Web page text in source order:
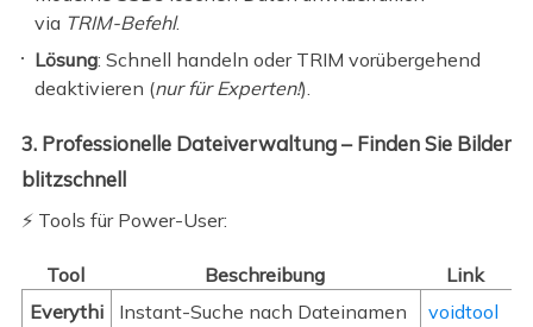
via TRIM-Befehl.
Lösung: Schnell handeln oder TRIM vorübergehend
deaktivieren (nur für Experten!).
3. Professionelle Dateiverwaltung – Finden Sie Bilder
blitzschnell
⚡ Tools für Power-User:
Tool Beschreibung
Link
Everythi
Instant-Suche nach Dateinamen
voidtool